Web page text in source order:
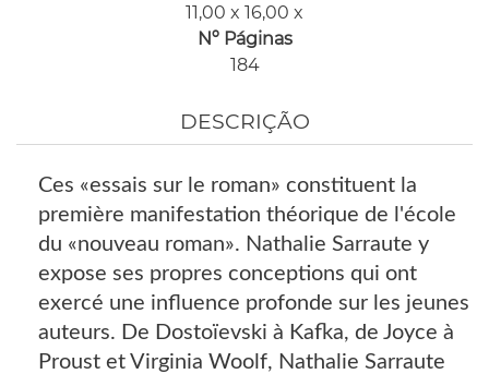
11,00 x 16,00 x
Nº Páginas
184
DESCRIÇÃO
Ces «essais sur le roman» constituent la
première manifestation théorique de l'école
du «nouveau roman». Nathalie Sarraute y
expose ses propres conceptions qui ont
exercé une influence profonde sur les jeunes
auteurs. De Dostoïevski à Kafka, de Joyce à
Proust et Virginia Woolf, Nathalie Sarraute